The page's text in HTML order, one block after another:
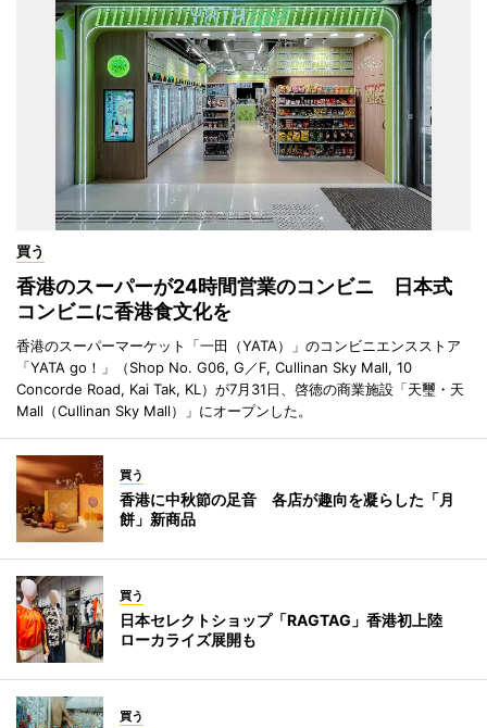
買う
香港のスーパーが24時間営業のコンビニ 日本式
コンビニに香港食文化を
香港のスーパーマーケット「一田（YATA）」のコンビニエンスストア
「YATA go！」（Shop No. G06, G／F, Cullinan Sky Mall, 10
Concorde Road, Kai Tak, KL）が7月31日、啓徳の商業施設「天璽・天
Mall（Cullinan Sky Mall）」にオープンした。
買う
香港に中秋節の足音 各店が趣向を凝らした「月
餅」新商品
買う
日本セレクトショップ「RAGTAG」香港初上陸
ローカライズ展開も
買う